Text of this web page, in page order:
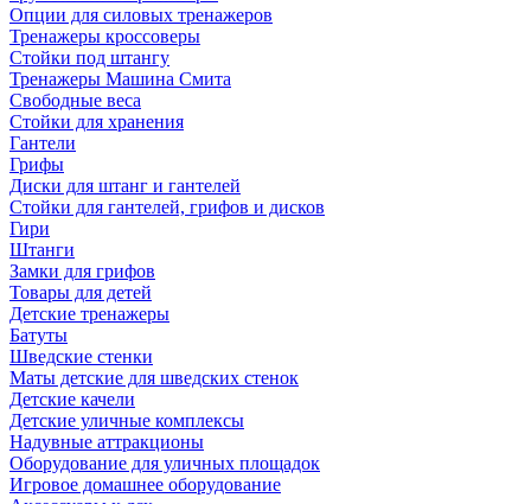
Опции для силовых тренажеров
Тренажеры кроссоверы
Стойки под штангу
Тренажеры Машина Смита
Свободные веса
Стойки для хранения
Гантели
Грифы
Диски для штанг и гантелей
Стойки для гантелей, грифов и дисков
Гири
Штанги
Замки для грифов
Товары для детей
Детские тренажеры
Батуты
Шведские стенки
Маты детские для шведских стенок
Детские качели
Детские уличные комплексы
Надувные аттракционы
Оборудование для уличных площадок
Игровое домашнее оборудование